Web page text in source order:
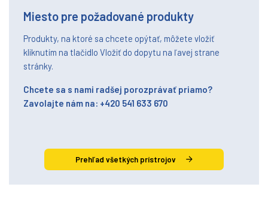
Miesto pre požadované produkty
Produkty, na ktoré sa chcete opýtať, môžete vložiť
kliknutím na tlačidlo Vložiť do dopytu na ľavej strane
stránky.
Chcete sa s nami radšej porozprávať priamo?
Zavolajte nám na: +420 541 633 670
Prehľad všetkých prístrojov